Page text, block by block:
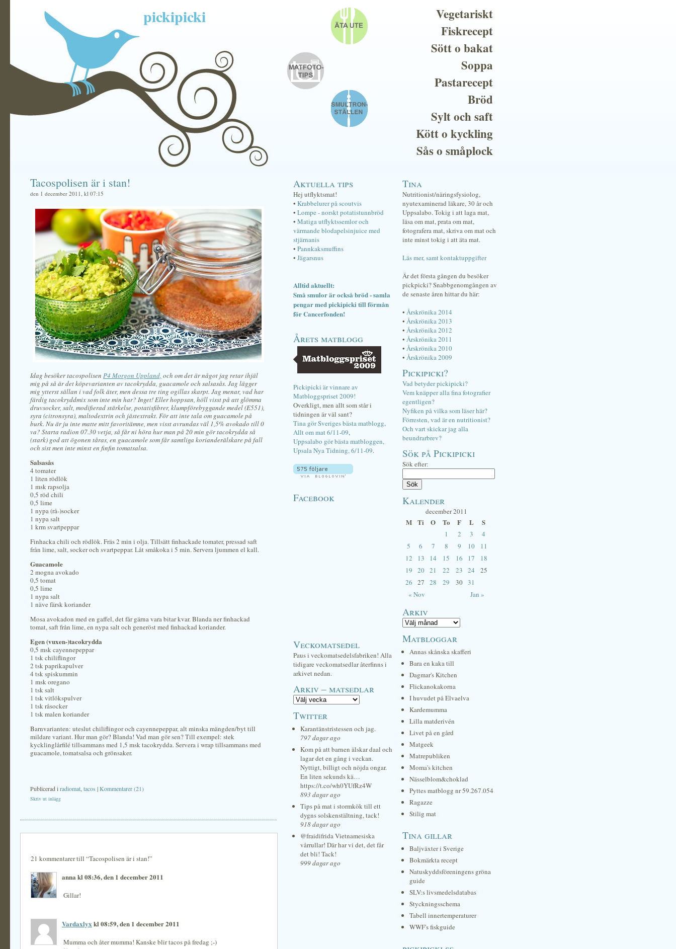
pickipicki
Vegetariskt
Fiskrecept
Sött o bakat
Soppa
Pastarecept
Bröd
Sylt och saft
Kött o kyckling
Sås o småplock
Tacospolisen är i stan!
den 1 december 2011, kl 07:15
Idag besöker tacospolisen P4 Morgon Uppland, och om det är något jag retar ihjäl
mig på så är det köpevarianten av tacokrydda, guacamole och salsasås. Jag lägger
mig ytterst sällan i vad folk äter, men dessa tre ting ogillas skarpt. Jag menar, vad har
färdig tacokryddmix som inte min har? Inget! Eller hoppsan, höll visst på att glömma
druvsocker, salt, modifierad stärkelse, potatisfibrer, klumpförebyggande medel (E551),
syra (citronsyra), maltodextrin och jästextrakt. För att inte tala om guacamole på
burk. Nu är ju inte matte mitt favoritämne, men visst avrundas väl 1,5% avokado till 0
va? Starta radion 07.30 vetja, så får ni höra hur man på 20 min gör tacokrydda så
(stark) god att ögonen tåras, en guacamole som får samtliga korianderälskare på fall
och sist men inte minst en finfin tomatsalsa.
Salsasås
4 tomater
1 liten rödlök
1 msk rapsolja
0,5 röd chili
0,5 lime
1 nypa (rå-)socker
1 nypa salt
1 krm svartpeppar
Finhacka chili och rödlök. Fräs 2 min i olja. Tillsätt finhackade tomater, pressad saft
från lime, salt, socker och svartpeppar. Låt småkoka i 5 min. Servera ljummen el kall.
Guacamole
2 mogna avokado
0,5 tomat
0,5 lime
1 nypa salt
1 näve färsk koriander
Mosa avokadon med en gaffel, det får gärna vara bitar kvar. Blanda ner finhackad
tomat, saft från lime, en nypa salt och generöst med finhackad koriander.
Egen (vuxen-)tacokrydda
0,5 msk cayennepeppar
1 tsk chiliflingor
2 tsk paprikapulver
4 tsk spiskummin
1 msk oregano
1 tsk salt
1 tsk vitlökspulver
1 tsk råsocker
1 tsk malen koriander
Barnvarianten: uteslut chiliflingor och cayennepeppar, alt minska mängden/byt till
mildare variant. Hur man gör? Blanda! Vad man gör sen? Till exempel: stek
kycklinglårfilé tillsammans med 1,5 msk tacokrydda. Servera i wrap tillsammans med
guacamole, tomatsalsa och grönsaker.
Publicerad iradiomat tacos |Kommentarer (21)
Skriv ut inlägg
21 kommentarer till “Tacospolisen är i stan!”
anna kl 08:36, den 1 december 2011
Gillar!
Vardaxlyx kl 08:59, den 1 december 2011
Mumma och åter mumma! Kanske blir tacos på fredag ;-)
Aktuella tips
Hej utflyktsmat!
• Krabbelurer på scoutvis
• Lompe - norskt potatistunnbröd
• Matiga utflyktssemlor och
värmande blodapelsinjuice med
stjärnanis
• Pannkaksmuffins
• Jägarsnus
Alltid aktuellt:
Små smulor är också bröd - samla
pengar med pickipicki till förmån
för Cancerfonden!
Årets matblogg
Pickipicki är vinnare av
Matbloggspriset 2009!
Overkligt, men allt som står i
tidningen är väl sant?
Tina gör Sveriges bästa matblogg,
Allt om mat 6/11-09,
Uppsalabo gör bästa matbloggen,
Upsala Nya Tidning, 6/11-09.
Facebook
Veckomatsedel
Paus i veckomatsedelsfabriken! Alla
tidigare veckomatsedlar återfinns i
arkivet nedan.
Arkiv – matsedlar
Twitter
Karantänstristessen och jag.
797 dagar ago
Kom på att barnen älskar daal och
lagar det en gång i veckan.
Nyttigt, billigt och nöjda ongar.
En liten sekunds kä…
https://t.co/wh0YUfRz4W
893 dagar ago
Tips på mat i stormkök till ett
dygns solskenstältning, tack!
918 dagar ago
@fraidifrida Vietnamesiska
vårrullar! Där har vi det, det får
det bli! Tack!
999 dagar ago
Tina
Nutritionist/näringsfysiolog,
nyutexaminerad läkare, 30 år och
Uppsalabo. Tokig i att laga mat,
läsa om mat, prata om mat,
fotografera mat, skriva om mat och
inte minst tokig i att äta mat.
Läs mer, samt kontaktuppgifter
Är det första gången du besöker
pickpicki? Snabbgenomgången av
de senaste åren hittar du här:
• Årskrönika 2014
• Årskrönika 2013
• Årskrönika 2012
• Årskrönika 2011
• Årskrönika 2010
• Årskrönika 2009
Pickipicki?
Vad betyder pickipicki?
Vem knäpper alla fina fotografier
egentligen?
Nyfiken på vilka som läser här?
Förresten, vad är en nutritionist?
Och vart skickar jag alla
beundrarbrev?
Sök på Pickipicki
Sök efter:
Kalender
december 2011
M Ti O To F L S
« Nov Jan »
1 2 3
4
5
6 7 8 9 10
11
12
13 14 15 16 17
18
19
20 21 22 23 24
25
26
27 28 29 30 31
Arkiv
Matbloggar
Annas skånska skafferi
Bara en kaka till
Dagmar's Kitchen
Flickanokakorna
I huvudet på Elvaelva
Kardemumma
Lilla matderivén
Livet på en gård
Matgeek
Matrepubliken
Moma's kitchen
Nässelblom&choklad
Pyttes matblogg nr 59.267.054
Ragazze
Stilig mat
Tina gillar
Baljväxter i Sverige
Bokmärkta recept
Natuskyddsföreningens gröna
guide
SLV:s livsmedelsdatabas
Styckningsschema
Tabell innertemperaturer
WWF's fiskguide